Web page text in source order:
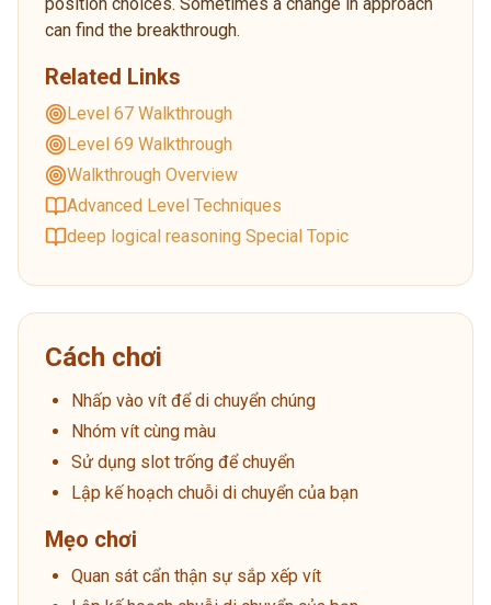
can find the breakthrough.
Related Links
Level 67 Walkthrough
Level 69 Walkthrough
Walkthrough Overview
Advanced Level Techniques
deep logical reasoning Special Topic
Cách chơi
Nhấp vào vít để di chuyển chúng
Nhóm vít cùng màu
Sử dụng slot trống để chuyển
Lập kế hoạch chuỗi di chuyển của bạn
Mẹo chơi
Quan sát cẩn thận sự sắp xếp vít